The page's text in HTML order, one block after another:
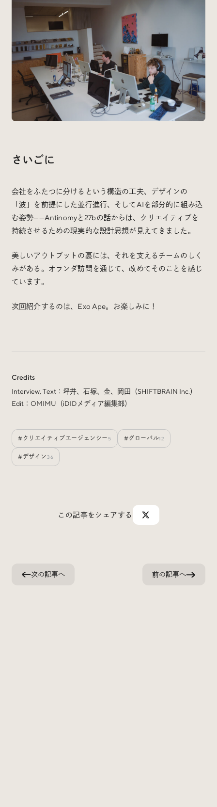
さいごに
会社をふたつに分けるという構造の工夫、デザインの
「波」を前提にした並行進行、そしてAIを部分的に組み込
む姿勢——Antinomyと27bの話からは、クリエイティブを
持続させるための現実的な設計思想が見えてきました。
美しいアウトプットの裏には、それを支えるチームのしく
みがある。オランダ訪問を通じて、改めてそのことを感じ
ています。
次回紹介するのは、Exo Ape。お楽しみに！
Credits
Interview, Text：坪井、石塚、金、岡田（SHIFTBRAIN Inc.）
Edit：OMIMU（iDIDメディア編集部）
#クリエイティブエージェンシー 5 #グローバル12
#デザイン 36
この記事をシェアする
次の記事へ 前の記事へ